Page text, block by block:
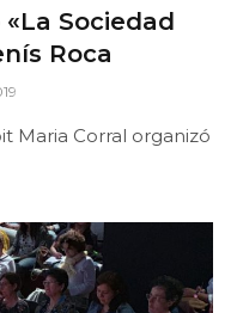
Sociedad
Roca
Maria Corral organizó